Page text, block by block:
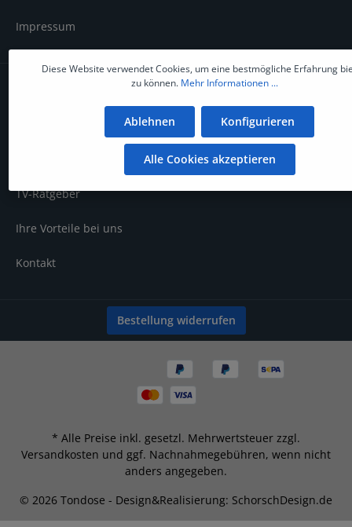
Impressum
Zahlung und Versandinfos
TV-Ratgeber
Ihre Vorteile bei uns
Kontakt
Bestellung widerrufen
© 2026 Tondose - Design&Realisierung: SchorschDesign.de
* Alle Preise inkl. gesetzl. Mehrwertsteuer zzgl.
Versandkosten und ggf. Nachnahmegebühren, wenn nicht
anders angegeben.
Diese Website verwendet Cookies, um eine bestmögliche Erfahrung
zu können. Mehr Informationen ...
Ablehnen Konfigurieren
Alle Cookies akzeptieren